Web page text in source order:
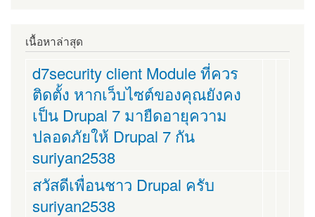
เนื้อหาล่าสุด
d7security client Module ที่ควร
ติดตั้ง หากเว็บไซต์ของคุณยังคง
เป็น Drupal 7 มายืดอายุความ
ปลอดภัยให้ Drupal 7 กัน
suriyan2538
สวัสดีเพื่อนชาว Drupal ครับ
suriyan2538